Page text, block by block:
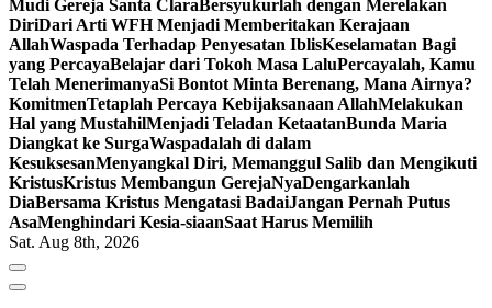
Mudi Gereja Santa ClaraBersyukurlah dengan Merelakan
DiriDari Arti WFH Menjadi Memberitakan Kerajaan
AllahWaspada Terhadap Penyesatan IblisKeselamatan Bagi
yang PercayaBelajar dari Tokoh Masa LaluPercayalah, Kamu
Telah MenerimanyaSi Bontot Minta Berenang, Mana Airnya?
KomitmenTetaplah Percaya Kebijaksanaan AllahMelakukan
Hal yang MustahilMenjadi Teladan KetaatanBunda Maria
Diangkat ke SurgaWaspadalah di dalam
KesuksesanMenyangkal Diri, Memanggul Salib dan Mengikuti
KristusKristus Membangun GerejaNyaDengarkanlah
DiaBersama Kristus Mengatasi BadaiJangan Pernah Putus
AsaMenghindari Kesia-siaanSaat Harus Memilih
Sat. Aug 8th, 2026